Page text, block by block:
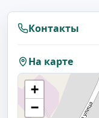
Контакты
На карте
+
−